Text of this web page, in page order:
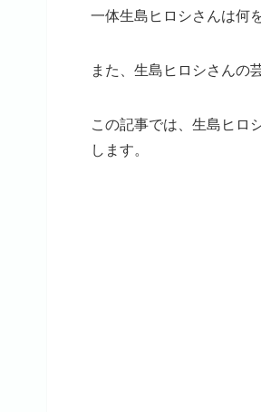
一体生島ヒロシさんは何
また、生島ヒロシさんの
この記事では、生島ヒロ
します。